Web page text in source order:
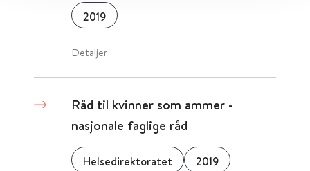
2019
Detaljer
Råd til kvinner som ammer -
nasjonale faglige råd
Helsedirektoratet 2019